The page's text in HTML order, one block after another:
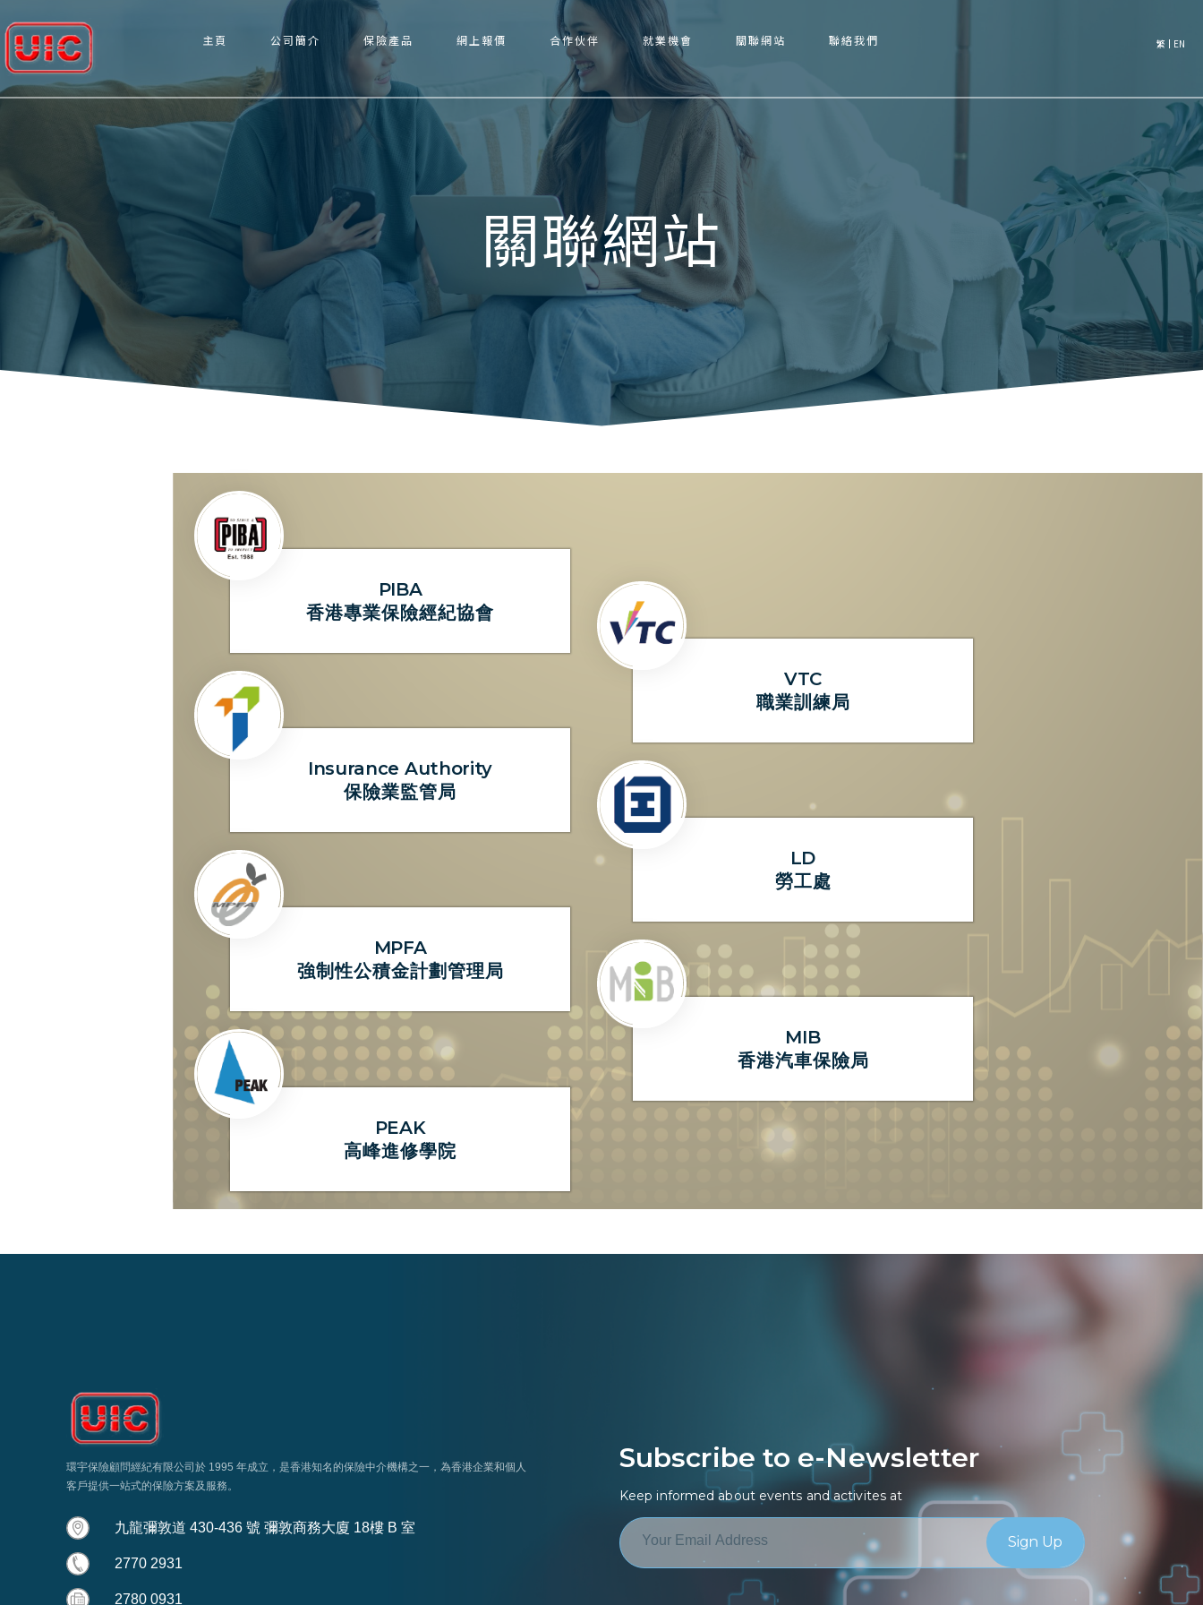
主頁 公司簡介 保險產品 網上報價 合作伙伴 就業機會 關聯網站 聯絡我們 繁 EN
關聯網站
PIBA
香港專業保險經紀協會
Insurance Authority
保險業監管局
MPFA
強制性公積金計劃管理局
PEAK
高峰進修學院
VTC
職業訓練局
LD
勞工處
MIB
香港汽車保險局
環宇保險顧問經紀有限公司於 1995 年成立，是香港知名的保險中介機構之一，為香港企業和個人
客戶提供一站式的保險方案及服務。
九龍彌敦道 430-436 號 彌敦商務大廈 18樓 B 室
2770 2931
2780 0931
Subscribe to e-Newsletter
Keep informed about events and activites at
Sign Up